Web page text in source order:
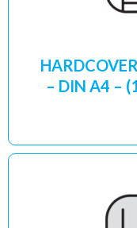
– DIN A4 –